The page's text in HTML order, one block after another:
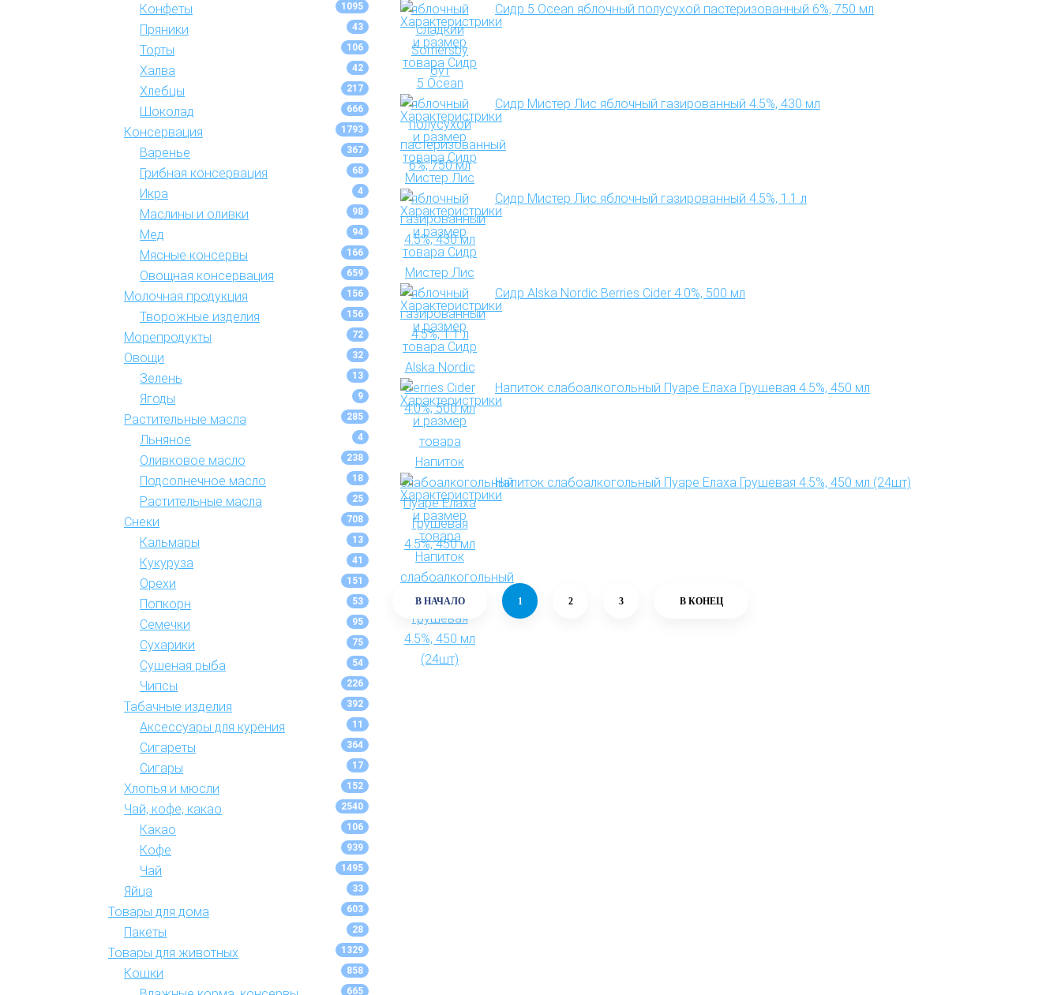
Конфеты 1095
Пряники 43
Торты 106
Халва 42
Хлебцы 217
Шоколад 666
Консервация 1793
Варенье 367
Грибная консервация 68
Икра 4
Маслины и оливки 98
Мед 94
Мясные консервы 166
Овощная консервация 659
Молочная продукция 156
Творожные изделия 156
Морепродукты 72
Овощи 32
Зелень 13
Ягоды 9
Растительные масла 285
Льняное 4
Оливковое масло 238
Подсолнечное масло 18
Растительные масла 25
Снеки 708
Кальмары 13
Кукуруза 41
Орехи 151
Попкорн 53
Семечки 95
Сухарики 75
Сушеная рыба 54
Чипсы 226
Табачные изделия 392
Аксессуары для курения 11
Сигареты 364
Сигары 17
Хлопья и мюсли 152
Чай, кофе, какао 2540
Какао 106
Кофе 939
Чай 1495
Яйца 33
Товары для дома 603
Пакеты 28
Товары для животных 1329
Кошки 858
665
Сидр 5 Ocean яблочный полусухой пастеризованный 6%, 750 мл
Сидр Мистер Лис яблочный газированный 4.5%, 430 мл
Сидр Мистер Лис яблочный газированный 4.5%, 1.1 л
Сидр Alska Nordic Berries Cider 4.0%, 500 мл
Напиток слабоалкогольный Пуаре Елаха Грушевая 4.5%, 450 мл
Напиток слабоалкогольный Пуаре Елаха Грушевая 4.5%, 450 мл (24шт)
В НАЧАЛО 1 2 3 В КОНЕЦ